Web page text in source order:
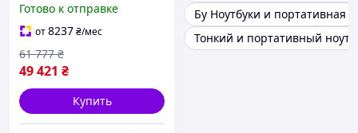
Готово к отправке
от8237₴/мес
49 421 ₴
61 777 ₴
Купить
Бу Ноутбуки и портативная
Тонкий и портативный